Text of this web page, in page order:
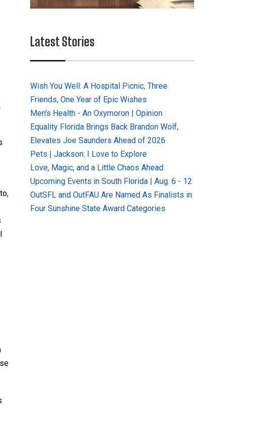
Latest Stories
Wish You Well: A Hospital Picnic, Three
Friends, One Year of Epic Wishes
Men's Health - An Oxymoron | Opinion
Equality Florida Brings Back Brandon Wolf,
Elevates Joe Saunders Ahead of 2026
Pets | Jackson: I Love to Explore
Love, Magic, and a Little Chaos Ahead
Upcoming Events in South Florida | Aug. 6 - 12
OutSFL and OutFAU Are Named As Finalists in
Four Sunshine State Award Categories